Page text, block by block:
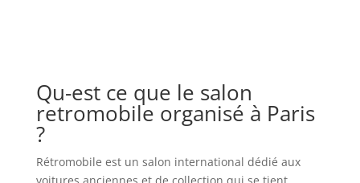
Qu-est ce que le salon
retromobile organisé à Paris
?
Rétromobile est un salon international dédié aux